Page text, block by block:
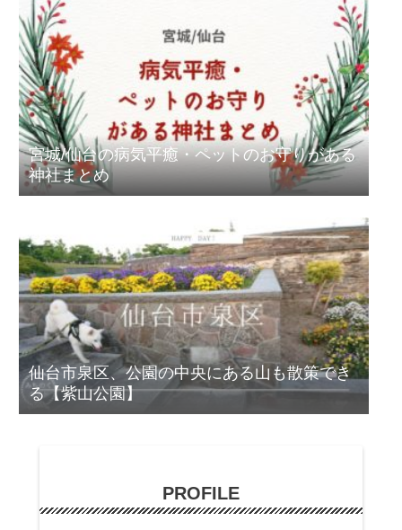
宮城/仙台の病気平癒・ペットのお守りがある
神社まとめ
仙台市泉区、公園の中央にある山も散策でき
る【紫山公園】
PROFILE